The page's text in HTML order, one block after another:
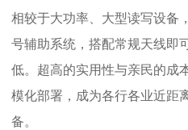
相较于大功率、大型读写设备
号辅助系统，搭配常规天线即
低。超高的实用性与亲民的成
模化部署，成为各行各业近距
备。